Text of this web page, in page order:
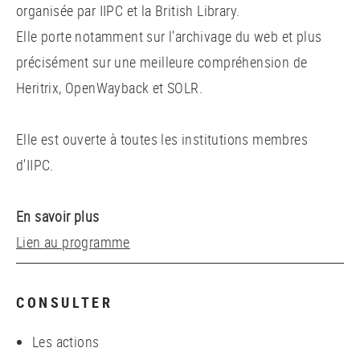
organisée par IIPC et la British Library.
Elle porte notamment sur l'archivage du web et plus
précisément sur une meilleure compréhension de
Heritrix, OpenWayback et SOLR.
Elle est ouverte à toutes les institutions membres
d'IIPC.
En savoir plus
Lien au programme
CONSULTER
Les actions